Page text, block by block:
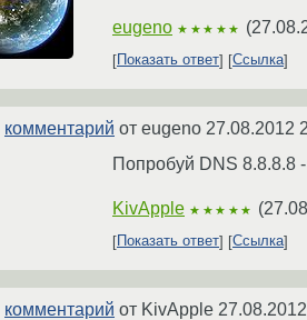
eugeno ★★★★★ (
Показать ответ
Ссылка
комментарий от eugeno 27.08.2012
Попробуй DNS 8.8.8.8
KivApple ★★★★★ (
Показать ответ Ссылка
комментарий от KivApple